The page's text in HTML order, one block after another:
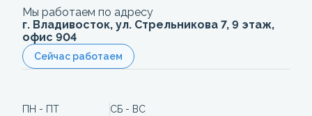
Мы работаем по адресу
г. Владивосток, ул. Стрельникова 7, 9 этаж,
офис 904
Сейчас работаем
ПН - ПТ
СБ - ВС